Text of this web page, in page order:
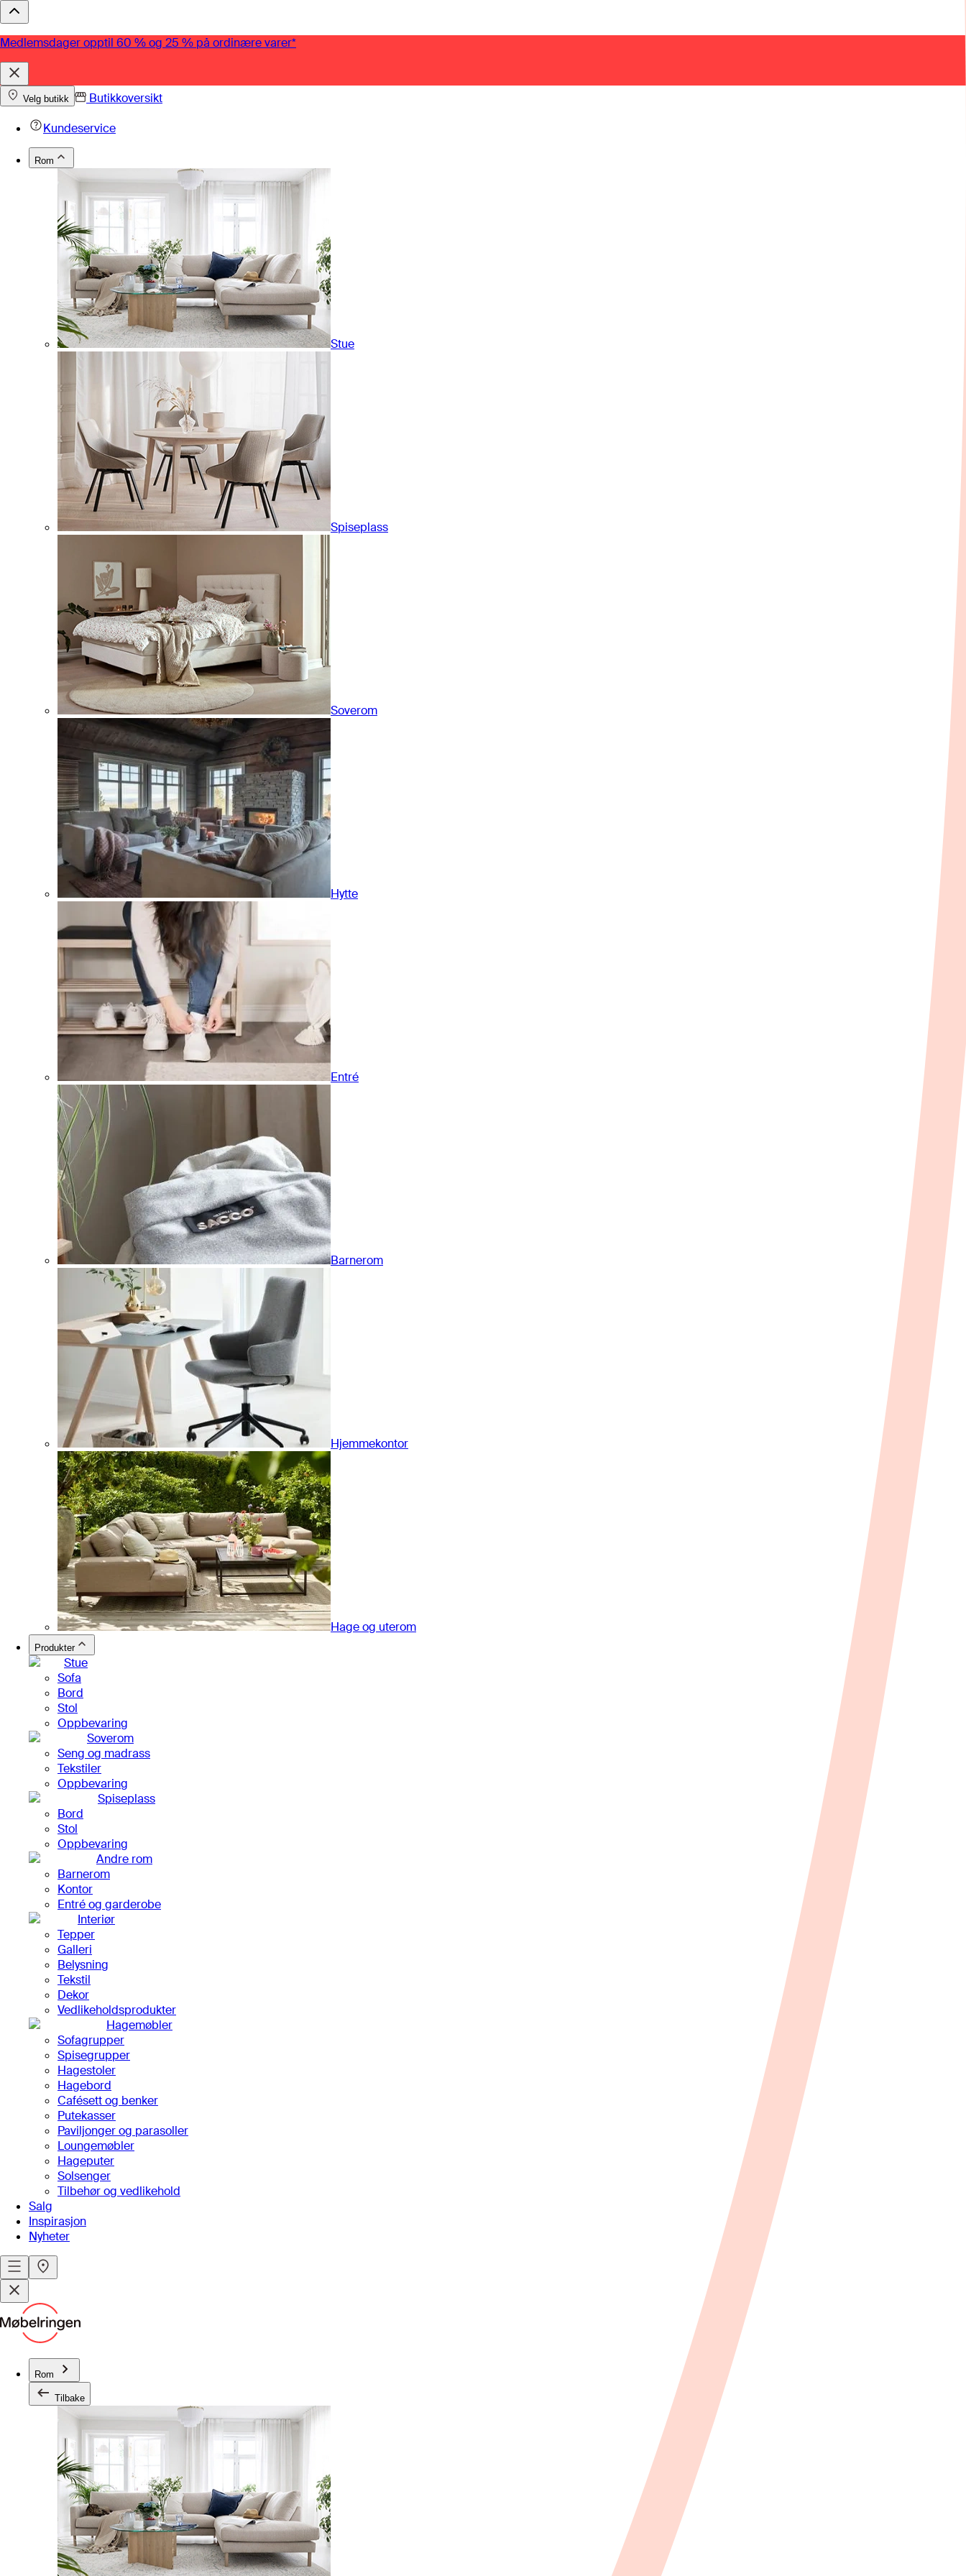
Medlemsdager opptil 60 % og 25 % på ordinære varer*
Velg butikk
Butikkoversikt
Kundeservice
Rom
Stue
Spiseplass
Soverom
Hytte
Entré
Barnerom
Hjemmekontor
Hage og uterom
Produkter
Stue
Sofa
Bord
Stol
Oppbevaring
Soverom
Seng og madrass
Tekstiler
Oppbevaring
Spiseplass
Bord
Stol
Oppbevaring
Andre rom
Barnerom
Kontor
Entré og garderobe
Interiør
Tepper
Galleri
Belysning
Tekstil
Dekor
Vedlikeholdsprodukter
Hagemøbler
Sofagrupper
Spisegrupper
Hagestoler
Hagebord
Cafésett og benker
Putekasser
Paviljonger og parasoller
Loungemøbler
Hageputer
Solsenger
Tilbehør og vedlikehold
Salg
Inspirasjon
Nyheter
Rom
Tilbake